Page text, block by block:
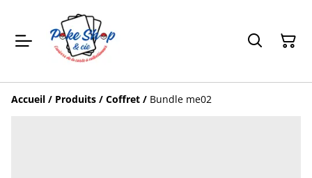
Accueil / Produits / Coffret / Bundle me02